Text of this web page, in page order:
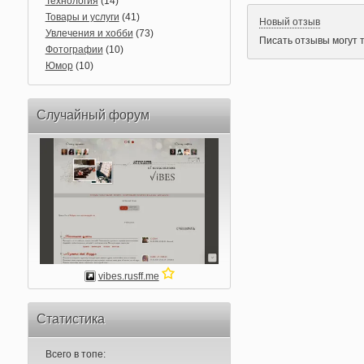
Товары и услуги (41)
Увлечения и хобби (73)
Фотографии (10)
Юмор(10)
Случайный форум
vibes.rusff.me
Статистика
Всего в топе:
Новый отзыв
Писать отзывы могут